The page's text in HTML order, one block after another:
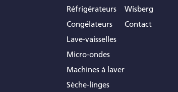
Réfrigérateurs
Congélateurs
Lave-vaisselles
Micro-ondes
Machines à laver
Sèche-linges
Wisberg
Contact